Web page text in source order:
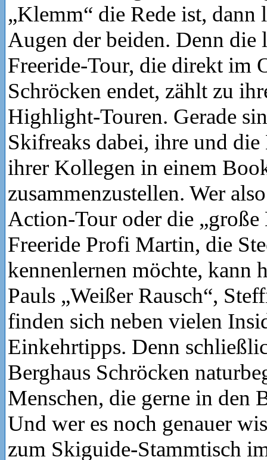
„Klemm“ die Rede ist, dann
Augen der beiden. Denn die
Freeride-Tour, die direkt im
Schröcken endet, zählt zu
Highlight-Touren. Gerade
Skifreaks dabei, ihre und
ihrer Kollegen in einem
zusammenzustellen. Wer
Action-Tour oder die „große
Freeride Profi Martin, die
kennenlernen möchte, kann
Pauls „Weißer Rausch“,
finden sich neben vielen
Einkehrtipps. Denn
Berghaus Schröcken
Menschen, die gerne in den
Und wer es noch genauer
zum Skiguide-Stammtisch